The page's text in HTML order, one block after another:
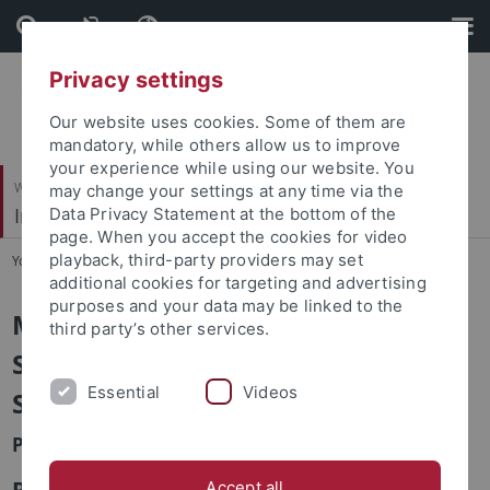
Skip
to
content
Skip
to
footer
Wirtschafts- und Sozialwissenschaftliche Fakultät
Institut für Soziologie
You are here: Startseite ... Arbeitsbereiche
Methoden der empirischen
Sozialforschung und
Sozialstrukturanalyse
Prof. Dr. Steffen Hillmert
Privacy settings
Our website uses cookies. Some of them are
mandatory, while others allow us to improve
your experience while using our website. You
may change your settings at any time via the
Data Privacy Statement at the bottom of the
page. When you accept the cookies for video
playback, third-party providers may set
additional cookies for targeting and advertising
purposes and your data may be linked to the
third party’s other services.
Essential Videos